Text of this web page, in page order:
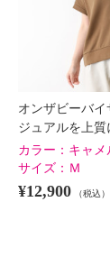
オンザビーバイ
ジュアルを上質
カラー： キャメ
サイズ： Ｍ
¥12,900 （税込）